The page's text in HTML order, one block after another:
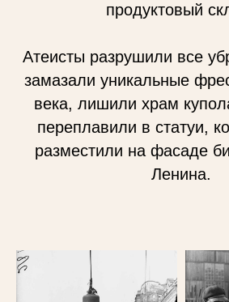
продуктовый
Атеисты разрушили все
замазали уникальные
века, лишили храм
переплавили в статуи,
разместили на фасаде
Ленина.